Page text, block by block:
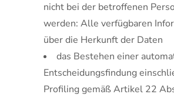
nicht bei der betroffenen
werden: Alle verfügbaren
über die Herkunft der Daten
das Bestehen einer
Entscheidungsfindung
Profiling gemäß Artikel 22